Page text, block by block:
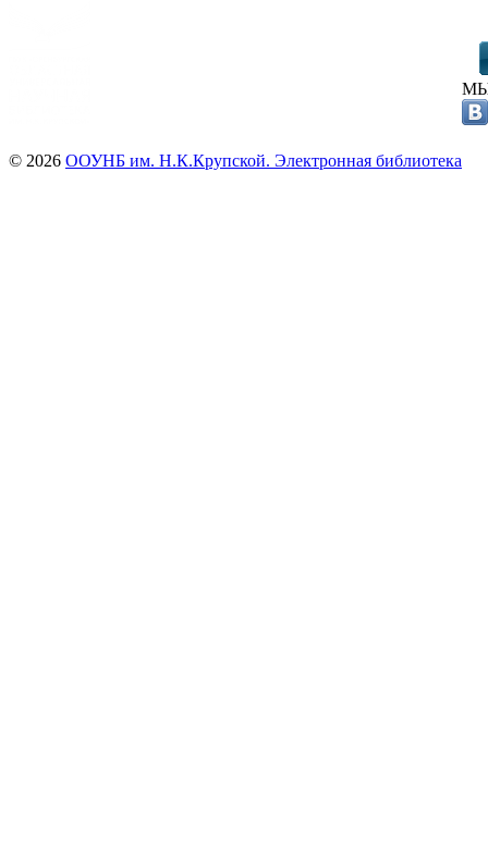
© 2026 ООУНБ им. Н.К.Крупской. Электронная библиотека